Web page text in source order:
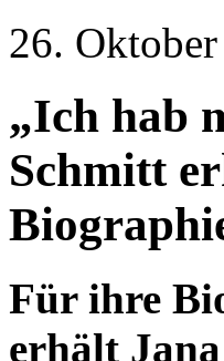
26.
„Ich hab
Schmitt
Für ihre
erhält